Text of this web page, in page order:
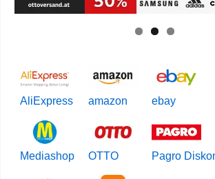
AliExpress amazon ebay
Mediashop OTTO Pagro